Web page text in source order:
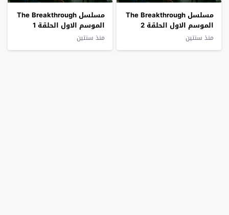
مسلسل The Breakthrough
الموسم الاول الحلقة 2
فاصل اعلاني
منذ سنتين
مسلسل The Breakthrough
الموسم الاول الحلقة 1
فاصل اعلاني
منذ سنتين